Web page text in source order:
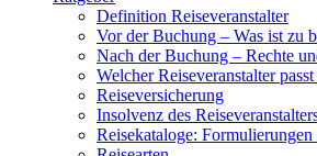
Definition Reiseveranstalter
Vor der Buchung – Was ist zu
Nach der Buchung – Rechte
Welcher Reiseveranstalter
Reiseversicherung
Insolvenz des
Reisekataloge: